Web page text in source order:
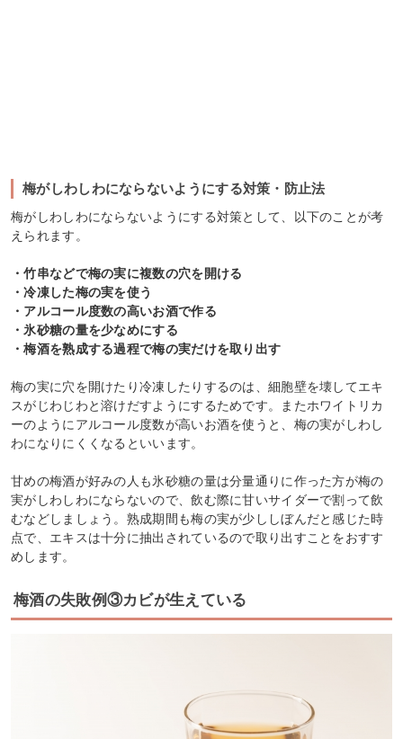
梅がしわしわにならないようにする対策・防止法
梅がしわしわにならないようにする対策として、以下のことが考
えられます。
・竹串などで梅の実に複数の穴を開ける
・冷凍した梅の実を使う
・アルコール度数の高いお酒で作る
・氷砂糖の量を少なめにする
・梅酒を熟成する過程で梅の実だけを取り出す
梅の実に穴を開けたり冷凍したりするのは、細胞壁を壊してエキ
スがじわじわと溶けだすようにするためです。またホワイトリカ
ーのようにアルコール度数が高いお酒を使うと、梅の実がしわし
わになりにくくなるといいます。
甘めの梅酒が好みの人も氷砂糖の量は分量通りに作った方が梅の
実がしわしわにならないので、飲む際に甘いサイダーで割って飲
むなどしましょう。熟成期間も梅の実が少ししぼんだと感じた時
点で、エキスは十分に抽出されているので取り出すことをおすす
めします。
梅酒の失敗例③カビが生えている